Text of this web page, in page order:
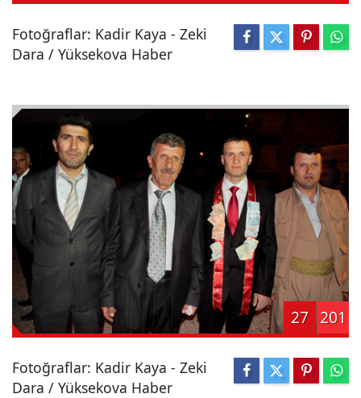
Fotoğraflar: Kadir Kaya - Zeki
Dara / Yüksekova Haber
27 201
Fotoğraflar: Kadir Kaya - Zeki
Dara / Yüksekova Haber